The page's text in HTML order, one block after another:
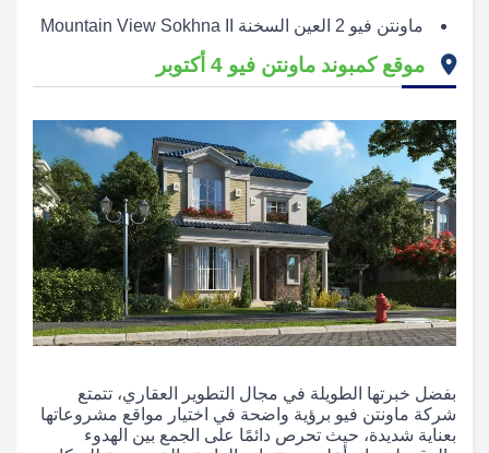
ماونتن فيو 2 العين السخنة Mountain View Sokhna II
موقع كمبوند ماونتن فيو 4 أكتوبر
بفضل خبرتها الطويلة في مجال التطوير العقاري، تتمتع
شركة ماونتن فيو برؤية واضحة في اختيار مواقع مشروعاتها
بعناية شديدة، حيث تحرص دائمًا على الجمع بين الهدوء